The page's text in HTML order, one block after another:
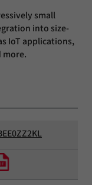
small
into size-
IoT applications,
more.